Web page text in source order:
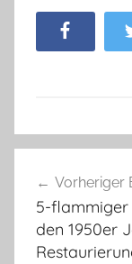
Facebook
Vorheriger
5-flammiger
den 1950er